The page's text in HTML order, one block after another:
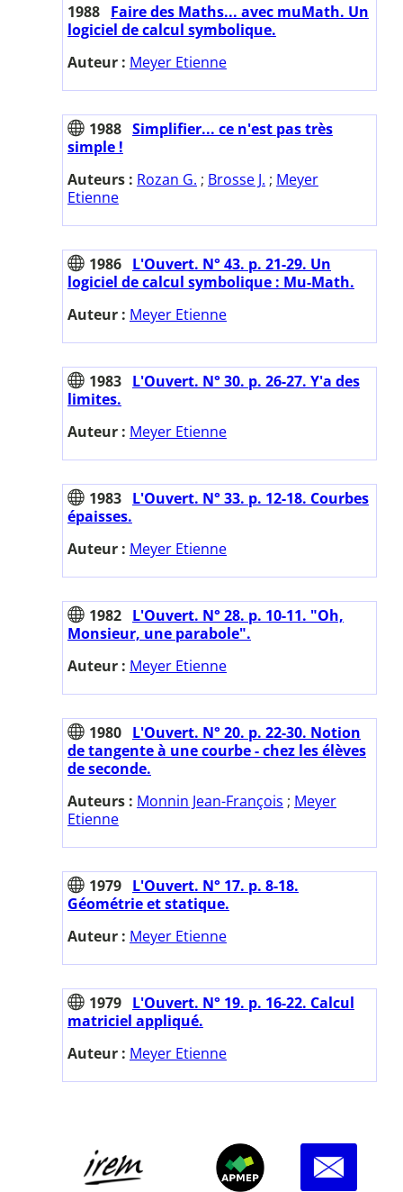
1988 Faire des Maths... avec muMath. Un
logiciel de calcul symbolique.
Auteur : Meyer Etienne
1988 Simplifier... ce n'est pas très
simple !
Auteurs : Rozan G. ; Brosse J. ; Meyer
Etienne
1986 L'Ouvert. N° 43. p. 21-29. Un
logiciel de calcul symbolique : Mu-Math.
Auteur : Meyer Etienne
1983 L'Ouvert. N° 30. p. 26-27. Y'a des
limites.
Auteur : Meyer Etienne
1983 L'Ouvert. N° 33. p. 12-18. Courbes
épaisses.
Auteur : Meyer Etienne
1982 L'Ouvert. N° 28. p. 10-11. "Oh,
Monsieur, une parabole".
Auteur : Meyer Etienne
1980 L'Ouvert. N° 20. p. 22-30. Notion
de tangente à une courbe - chez les élèves
de seconde.
Auteurs : Monnin Jean-François ; Meyer
Etienne
1979 L'Ouvert. N° 17. p. 8-18.
Géométrie et statique.
Auteur : Meyer Etienne
1979 L'Ouvert. N° 19. p. 16-22. Calcul
matriciel appliqué.
Auteur : Meyer Etienne